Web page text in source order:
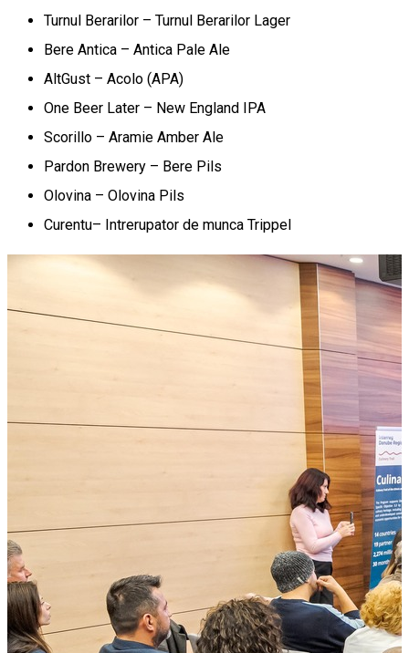
Turnul Berarilor – Turnul Berarilor Lager
Bere Antica – Antica Pale Ale
AltGust – Acolo (APA)
One Beer Later – New England IPA
Scorillo – Aramie Amber Ale
Pardon Brewery – Bere Pils
Olovina – Olovina Pils
Curentu– Intrerupator de munca Trippel